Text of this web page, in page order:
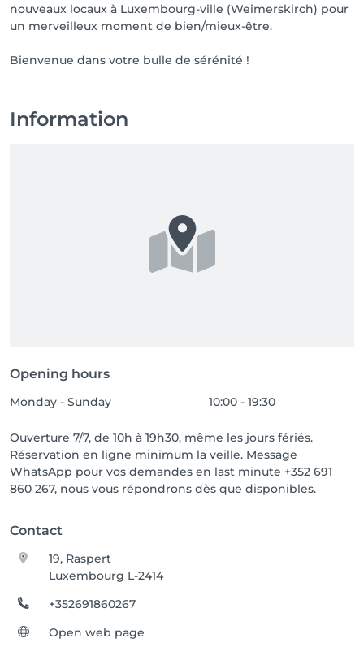
nouveaux locaux à Luxembourg-ville (Weimerskirch) pour
un merveilleux moment de bien/mieux-être.
Bienvenue dans votre bulle de sérénité !
Information
Opening hours
Monday - Sunday 10:00 - 19:30
Ouverture 7/7, de 10h à 19h30, même les jours fériés.
Réservation en ligne minimum la veille. Message
WhatsApp pour vos demandes en last minute +352 691
860 267, nous vous répondrons dès que disponibles.
Contact
19, Raspert
Luxembourg L-2414
+352691860267
Open web page